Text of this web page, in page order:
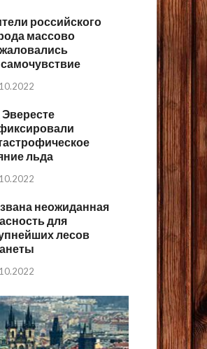
российского
массово
льда
неожиданная
для
лесов